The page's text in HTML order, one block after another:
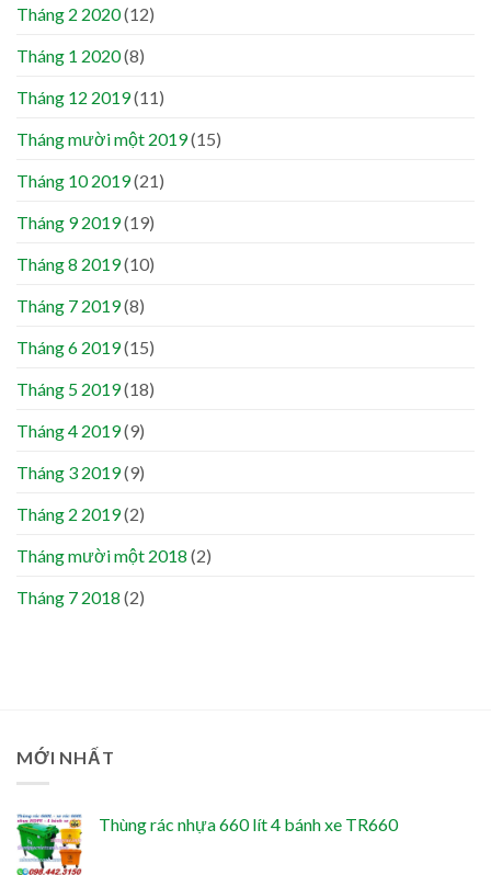
Tháng 2 2020(12)
Tháng 1 2020(8)
Tháng 12 2019(11)
Tháng mười một 2019(15)
Tháng 10 2019(21)
Tháng 9 2019(19)
Tháng 8 2019(10)
Tháng 7 2019(8)
Tháng 6 2019(15)
Tháng 5 2019(18)
Tháng 4 2019(9)
Tháng 3 2019(9)
Tháng 2 2019(2)
Tháng mười một 2018 (2)
Tháng 7 2018 (2)
MỚI NHẤT
Thùng rác nhựa 660 lít 4 bánh xe TR660